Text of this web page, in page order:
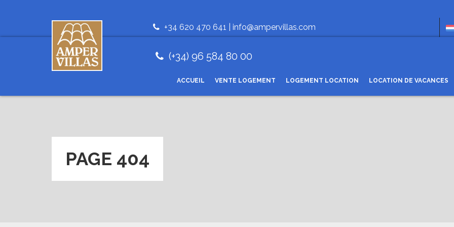
+34 620 470 641 | info@ampervillas.com
(+34) 96 584 80 00
ACCUEIL VENTE LOGEMENT LOGEMENT LOCATION LOCATION DE VACANCES
PAGE 404